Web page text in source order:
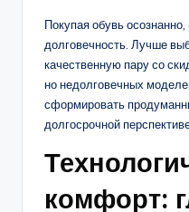
Покупая обувь
долговечность. Лучше
качественную пару со
но недолговечных
сформировать
долгосрочной
комфорт: